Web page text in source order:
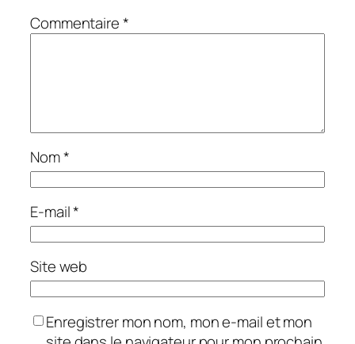
Commentaire*
Nom*
E-mail*
Site web
Enregistrer mon nom, mon e-mail et mon